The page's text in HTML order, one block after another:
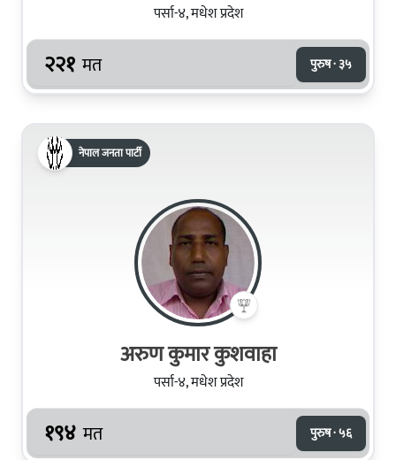
पर्सा-४, मधेश प्रदेश
२२१ मत पुरुष · ३५
नेपाल जनता पार्टी
अरुण कुमार कुशवाहा
पर्सा-४, मधेश प्रदेश
१९४ मत पुरुष · ५६